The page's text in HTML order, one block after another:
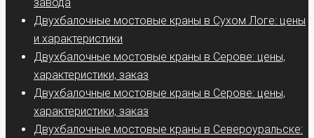
Двухбалочные мостовые краны в Сухом Логе: цены
и характеристики
Двухбалочные мостовые краны в Серове: цены,
характеристики, заказ
Двухбалочные мостовые краны в Серове: цены,
характеристики, заказ
Двухбалочные мостовые краны в Североуральске: